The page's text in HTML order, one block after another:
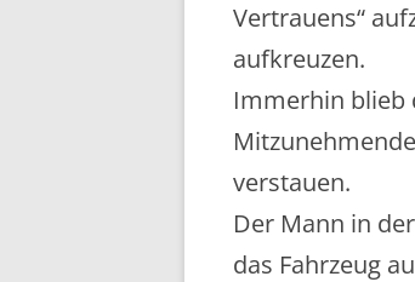
Vertrauens“
aufkreuzen.
Immerhin blieb
verstauen.
Der Mann in
das Fahrzeug